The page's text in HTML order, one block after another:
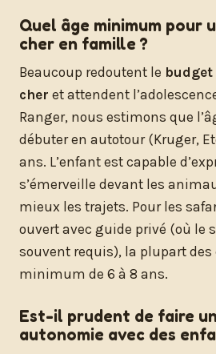
Quel âge minimum pour
cher en famille ?
Beaucoup redoutent le
cher et attendent
Ranger, nous estimons que
débuter en autotour (Kruger,
ans. L’enfant est capable
s’émerveille devant les
mieux les trajets. Pour les
ouvert avec guide privé (où le
souvent requis), la plupart
minimum de 6 à 8 ans.
Est-il prudent de faire
autonomie avec des